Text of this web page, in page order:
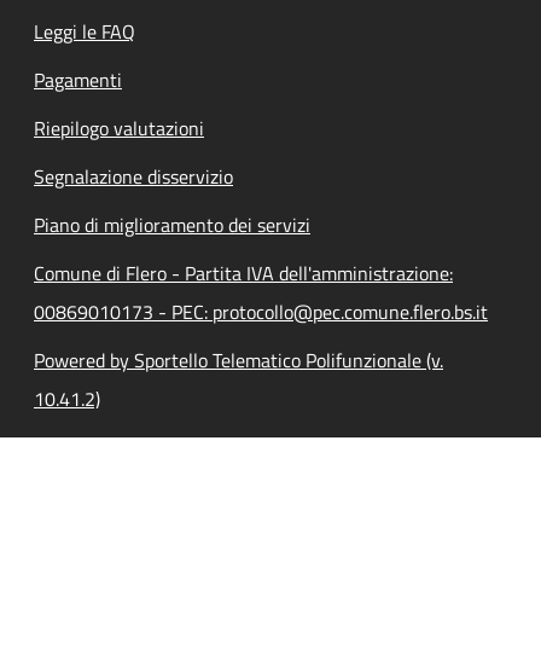
Leggi le FAQ
Pagamenti
Riepilogo valutazioni
Segnalazione disservizio
Piano di miglioramento dei servizi
Comune di Flero - Partita IVA dell'amministrazione:
00869010173 - PEC: protocollo@pec.comune.flero.bs.it
Powered by Sportello Telematico Polifunzionale (v.
10.41.2)